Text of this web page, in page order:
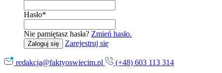
Hasło*
Nie pamiętasz hasła? Zmień hasło.
Zaloguj się Zarejestruj się
redakcja@faktyoswiecim.pl
(+48) 603 113 314